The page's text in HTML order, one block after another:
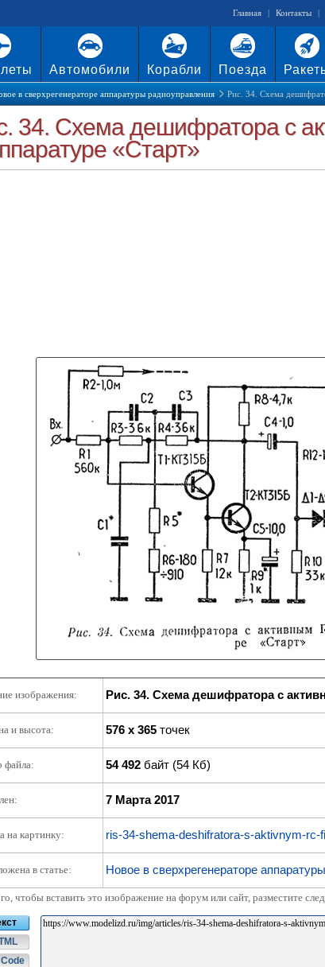
Главная | Контакты |
Автомобили Корабли Поезда
в сверхрегенераторе аппаратуры радиоуправления Рис. 34. Схема
34. Схема дешифратора с
«Старт»
изображения: Рис. 34. Схема дешифратора с
и высота: 576 x 365 точек
файла: 54 492 байт (54 Кб)
7 Марта 2017
на картинку: ris-34-shema-deshifratora-s-aktivnym-rc-
в статье: Новое в сверхрегенераторе
чтобы вставить это изображение на форум или сайт, разместите